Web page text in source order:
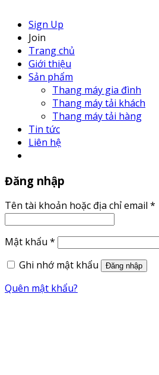
Sign Up
Join
Trang chủ
Giới thiệu
Sản phẩm
Thang máy gia đình
Thang máy tải khách
Thang máy tải hàng
Tin tức
Liên hệ
Đăng nhập
Tên tài khoản hoặc địa chỉ email *
Mật khẩu *
Ghi nhớ mật khẩu
Đăng nhập
Quên mật khẩu?